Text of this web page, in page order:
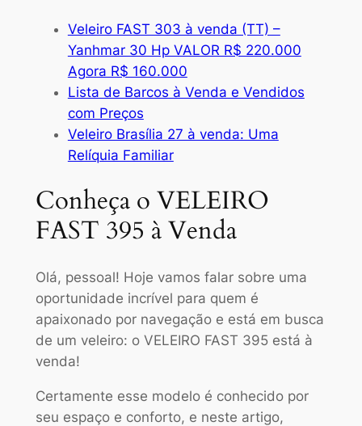
Veleiro FAST 303 à venda (TT) –
Yanhmar 30 Hp VALOR R$ 220.000
Agora R$ 160.000
Lista de Barcos à Venda e Vendidos
com Preços
Veleiro Brasília 27 à venda: Uma
Relíquia Familiar
Conheça o VELEIRO
FAST 395 à Venda
Olá, pessoal! Hoje vamos falar sobre uma
oportunidade incrível para quem é
apaixonado por navegação e está em busca
de um veleiro: o VELEIRO FAST 395 está à
venda!
Certamente esse modelo é conhecido por
seu espaço e conforto, e neste artigo,